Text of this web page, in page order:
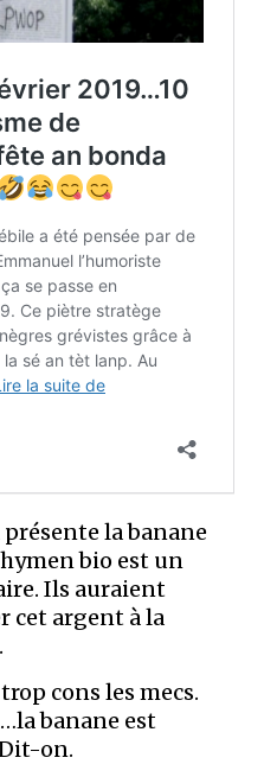
la banane
bio est un
Ils auraient
cet argent à la
cons les mecs.
banane est
on.